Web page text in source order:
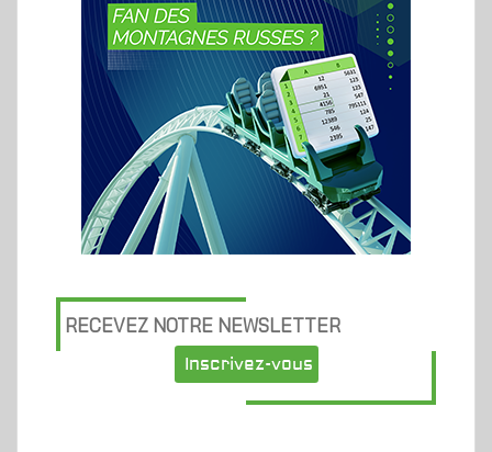
RECEVEZ NOTRE NEWSLETTER
Inscrivez-vous